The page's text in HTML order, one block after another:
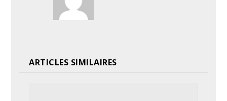
ARTICLES SIMILAIRES